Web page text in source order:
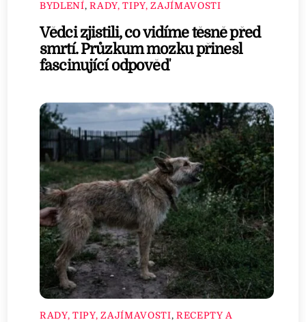
BYDLENÍ,RADY, TIPY, ZAJÍMAVOSTI
Vědci zjistili, co vidíme těsně před
smrtí. Průzkum mozku přinesl
fascinující odpověď
RADY, TIPY, ZAJÍMAVOSTI, RECEPTY A